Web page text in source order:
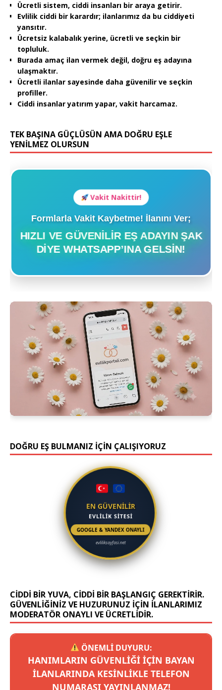
Ücretli sistem, ciddi insanları bir araya getirir.
Evlilik ciddi bir karardır; ilanlarımız da bu ciddiyeti
yansıtır.
Ücretsiz kalabalık yerine, ücretli ve seçkin bir
topluluk.
Burada amaç ilan vermek değil, doğru eş adayına
ulaşmaktır.
Ücretli ilanlar sayesinde daha güvenilir ve seçkin
profiller.
Ciddi insanlar yatırım yapar, vakit harcamaz.
TEK BAŞINA GÜÇLÜSÜN AMA DOĞRU EŞLE
YENİLMEZ OLURSUN
Vakit Nakittir!
Formlarla Vakit Kaybetme! İlanını Ver;
HIZLI VE GÜVENILIR EŞ ADAYIN ŞAK
DIYE WHATSAPP’INA GELSIN!
DOĞRU EŞ BULMANIZ İÇİN ÇALIŞIYORUZ
EN GÜVENİLİR
EVLİLİK SİTESİ
GOOGLE & YANDEX ONAYLI
evliliksayfasi.net
CIDDI BIR YUVA, CIDDI BIR BAŞLANGIÇ GEREKTIRIR.
GÜVENLIĞINIZ VE HUZURUNUZ IÇIN ILANLARIMIZ
MODERATÖR ONAYLI VE ÜCRETLIDIR.
ÖNEMLİ DUYURU:
HANIMLARIN GÜVENLIĞI IÇIN BAYAN
ILANLARINDA KESINLIKLE TELEFON
NUMARASI YAYINLANMAZ!